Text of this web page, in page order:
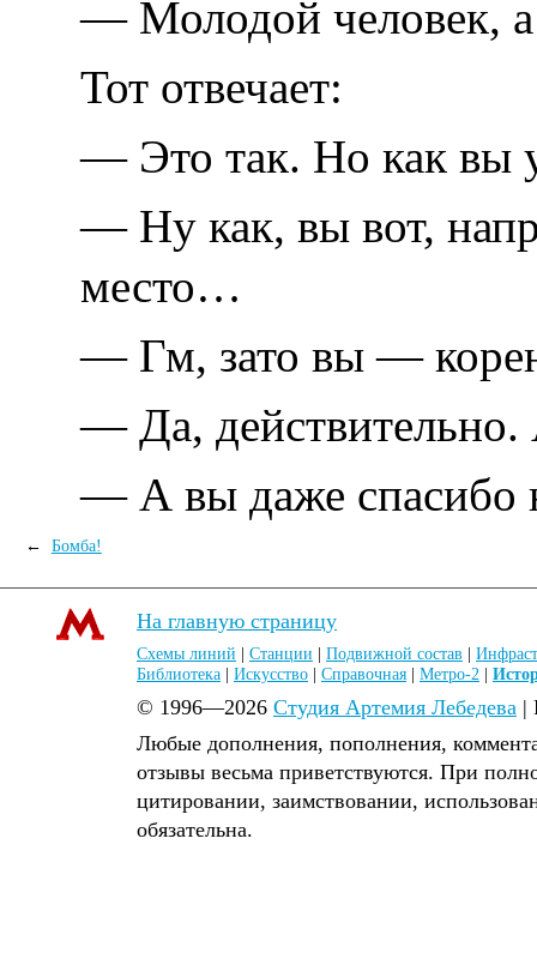
— Молодой человек,
Тот отвечает:
— Это так. Но как вы
— Ну как, вы вот,
место…
— Гм, зато вы —
— Да, действительно.
— А вы даже спасибо
← Бомба!
На главную страницу
Схемы линий Станции Подвижной состав
Библиотека
Искусство Справочная Метро-2
© 1996—2026 Студия Артемия Лебедева |
Любые дополнения, пополнения,
отзывы весьма приветствуются. При
цитировании, заимствовании,
обязательна.